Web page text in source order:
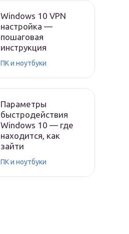
Windows 10 VPN
настройка —
пошаговая
инструкция
ПК и ноутбуки
Параметры
быстродействия
Windows 10 — где
находится, как
зайти
ПК и ноутбуки